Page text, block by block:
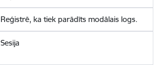
Reģistrē, ka tiek parādīts modālais logs.
Sesija